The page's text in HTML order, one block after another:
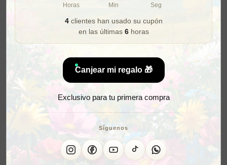
Horas Min Seg
4clientes han usado su cupón
en las últimas 6horas
Canjear mi regalo 🎁
Exclusivo para tu primera compra
Síguenos